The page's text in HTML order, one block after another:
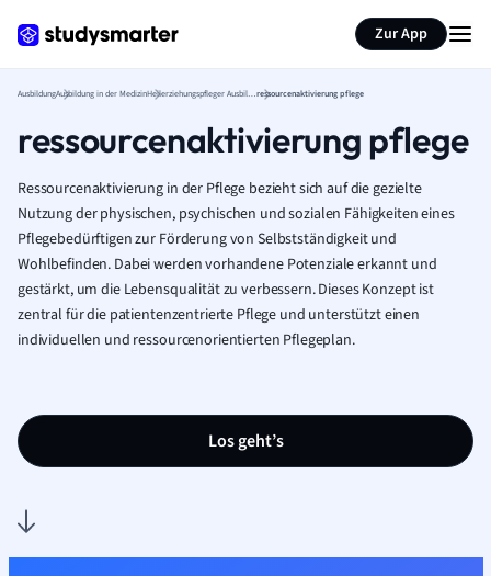
Zur App
AusbildungAusbildung in der Medizin Heilerziehungspfleger Ausbildungressourcenaktivierung pflege
ressourcenaktivierung pflege
Ressourcenaktivierung in der Pflege bezieht sich auf die gezielte
Nutzung der physischen, psychischen und sozialen Fähigkeiten eines
Pflegebedürftigen zur Förderung von Selbstständigkeit und
Wohlbefinden. Dabei werden vorhandene Potenziale erkannt und
gestärkt, um die Lebensqualität zu verbessern. Dieses Konzept ist
zentral für die patientenzentrierte Pflege und unterstützt einen
individuellen und ressourcenorientierten Pflegeplan.
Los geht’s